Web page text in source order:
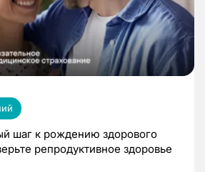
шаг к рождению здорового
репродуктивное здоровье